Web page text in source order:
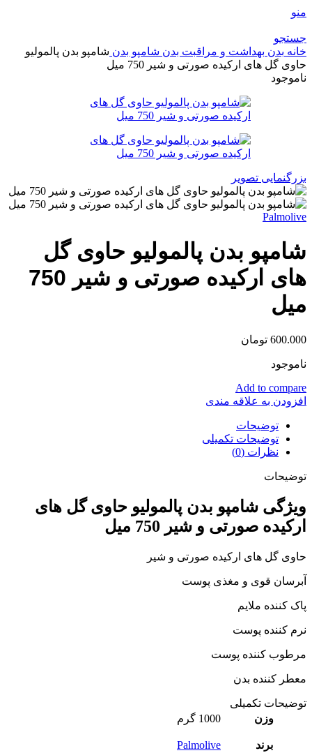
منو
جستجو
خانه بدن بهداشت و مراقبت بدن شامپو بدن شامپو بدن پالمولیو
حاوی گل های ارکیده صورتی و شیر 750 میل
ناموجود
بزرگنمایی تصویر
Palmolive
شامپو بدن پالمولیو حاوی گل
های ارکیده صورتی و شیر 750
میل
600.000 تومان
ناموجود
Add to compare
افزودن به علاقه مندی
توضیحات
توضیحات تکمیلی
نظرات (0)
توضیحات
ویژگی شامپو بدن پالمولیو حاوی گل های
ارکیده صورتی و شیر 750 میل
حاوی گل های ارکیده صورتی و شیر
آبرسان قوی و مغذی پوست
پاک کننده ملایم
نرم کننده پوست
مرطوب کننده پوست
معطر کننده بدن
توضیحات تکمیلی
وزن
1000 گرم
برند Palmolive